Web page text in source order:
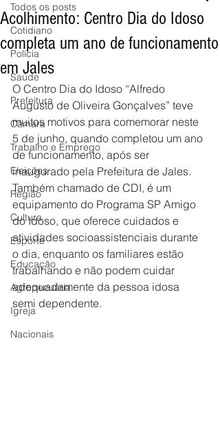
Todos os posts
Cotidiano
Polícia
Saúde
Prefeitura
Câmara
Trabalho e Emprego
Eleições
Região
Cultura
Esporte
Educação
Agropecuária
Igreja
Nacionais
Acolhimento: Centro Dia do Idoso
completa um ano de funcionamento
em Jales
O Centro Dia do Idoso “Alfredo
Augusto de Oliveira Gonçalves” teve
muitos motivos para comemorar neste
5 de junho, quando completou um ano
de funcionamento, após ser
inaugurado pela Prefeitura de Jales.
Também chamado de CDI, é um
equipamento do Programa SP Amigo
do Idoso, que oferece cuidados e
atividades socioassistenciais durante
o dia, enquanto os familiares estão
trabalhando e não podem cuidar
adequadamente da pessoa idosa
semi dependente.